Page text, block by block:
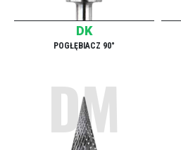
DK
POGŁĘBIACZ 90°
DM